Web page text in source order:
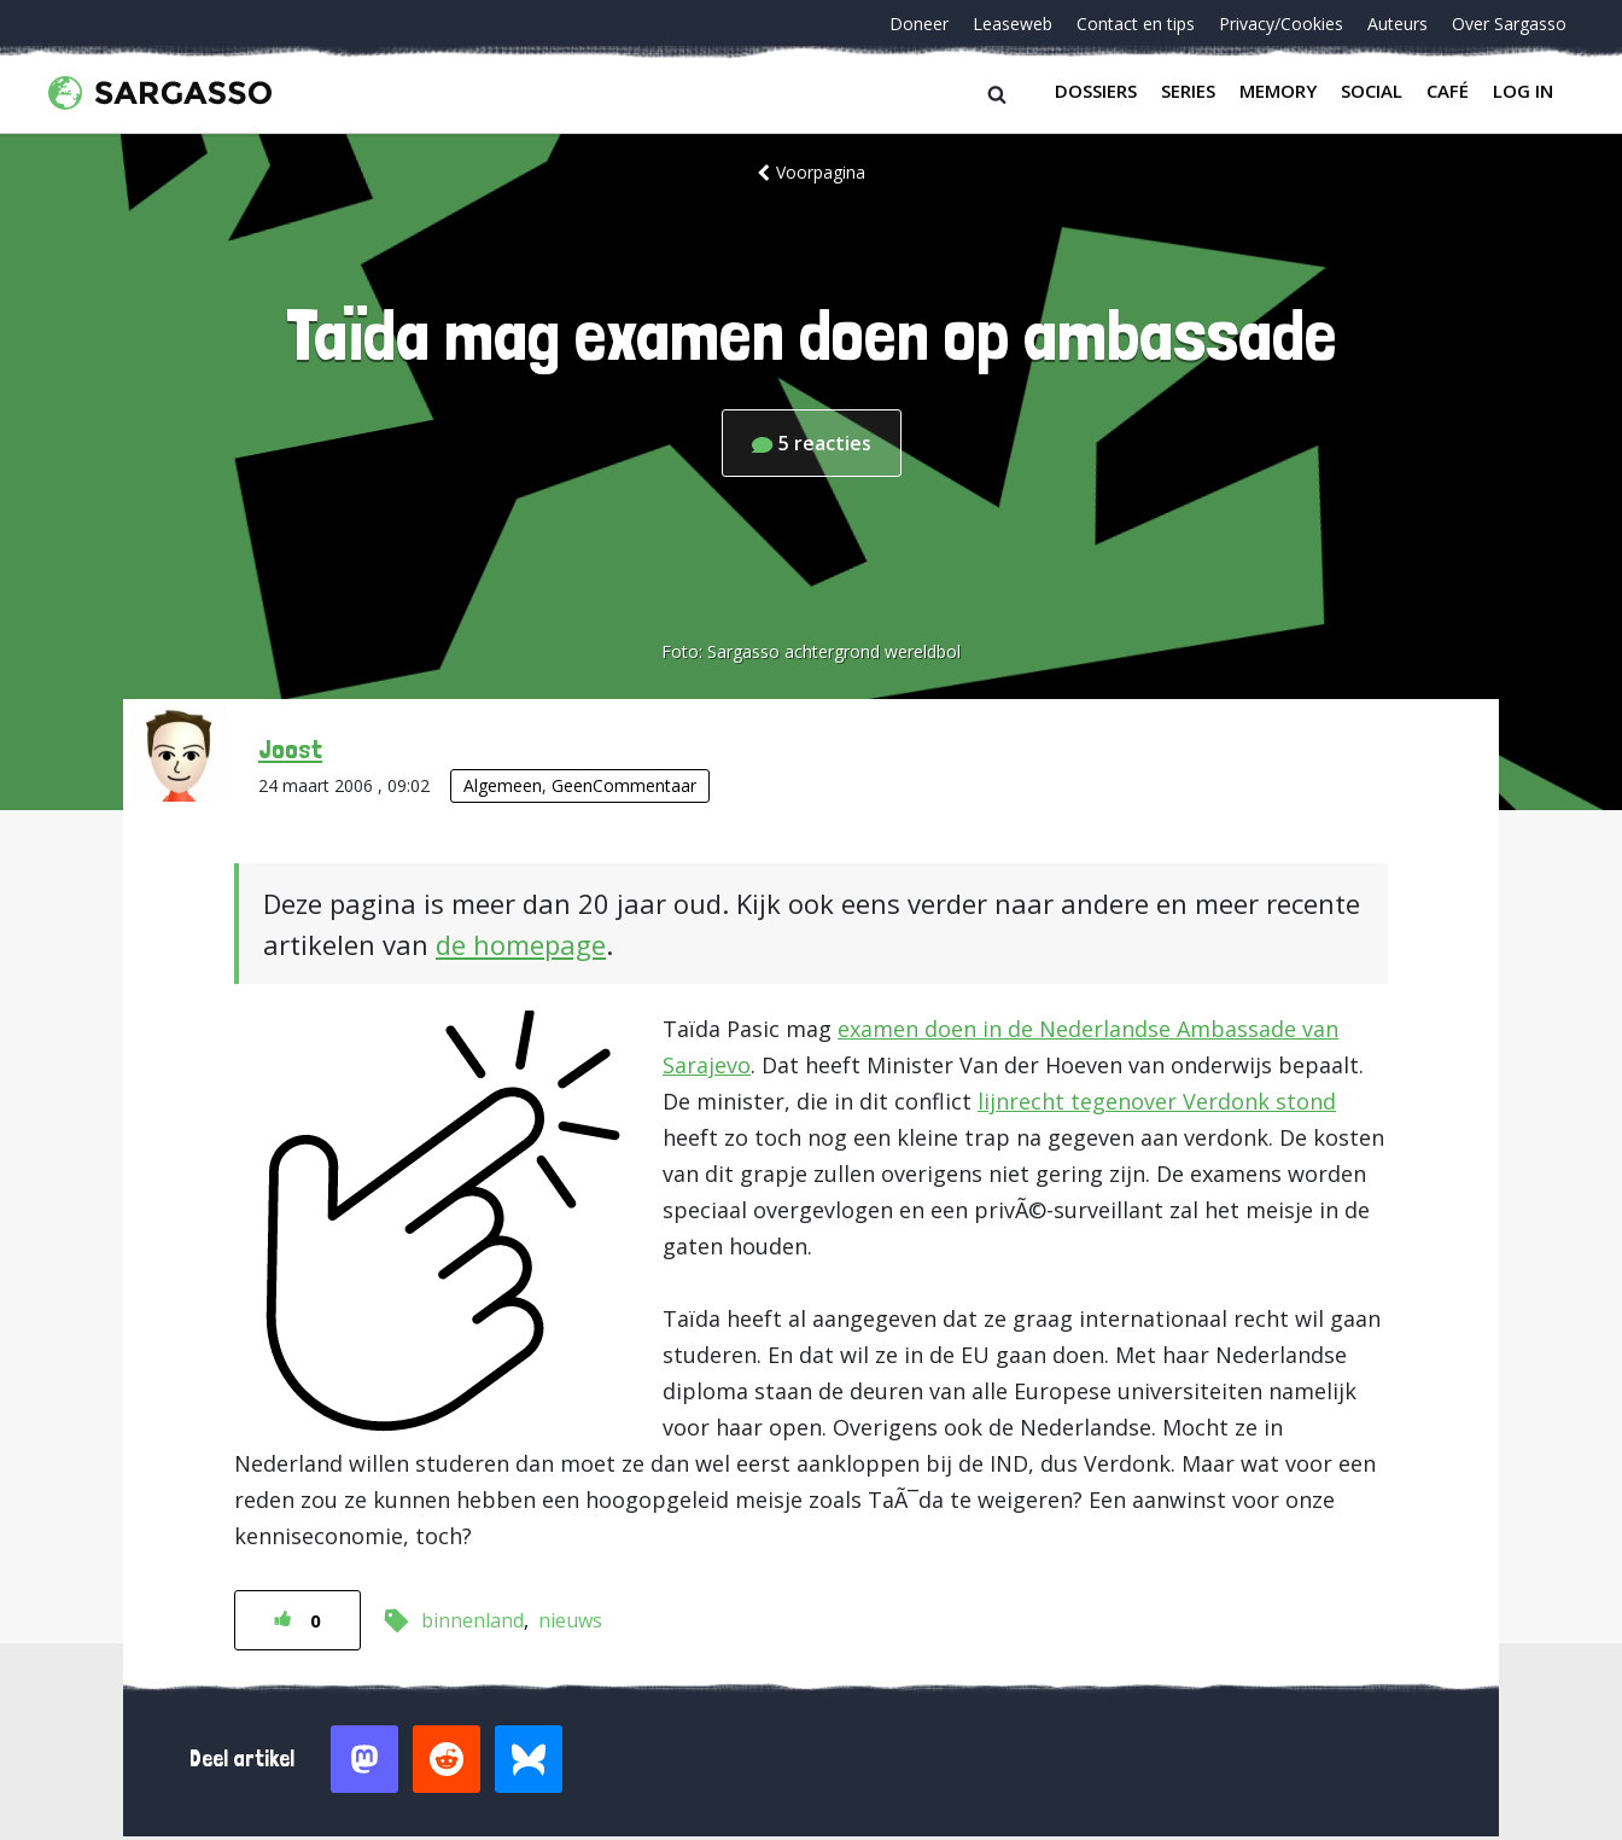
Doneer Leaseweb Contact en tips Privacy/Cookies Auteurs Over Sargasso
DOSSIERS SERIES MEMORY SOCIAL CAFÉ LOG IN
Voorpagina
Taïda mag examen doen op ambassade
5 reacties
Foto: Sargasso achtergrond wereldbol
Joost
24 maart 2006 , 09:02 Algemeen, GeenCommentaar
Deze pagina is meer dan 20 jaar oud. Kijk ook eens verder naar andere en meer recente
artikelen van de homepage.
Taïda Pasic mag examen doen in de Nederlandse Ambassade van
Sarajevo. Dat heeft Minister Van der Hoeven van onderwijs bepaalt.
De minister, die in dit conflict lijnrecht tegenover Verdonk stond
heeft zo toch nog een kleine trap na gegeven aan verdonk. De kosten
van dit grapje zullen overigens niet gering zijn. De examens worden
speciaal overgevlogen en een privÃ©-surveillant zal het meisje in de
gaten houden.
Taïda heeft al aangegeven dat ze graag internationaal recht wil gaan
studeren. En dat wil ze in de EU gaan doen. Met haar Nederlandse
diploma staan de deuren van alle Europese universiteiten namelijk
voor haar open. Overigens ook de Nederlandse. Mocht ze in
Nederland willen studeren dan moet ze dan wel eerst aankloppen bij de IND, dus Verdonk. Maar wat voor een
reden zou ze kunnen hebben een hoogopgeleid meisje zoals TaÃ¯da te weigeren? Een aanwinst voor onze
kenniseconomie, toch?
0 binnenland nieuws
Deel artikel